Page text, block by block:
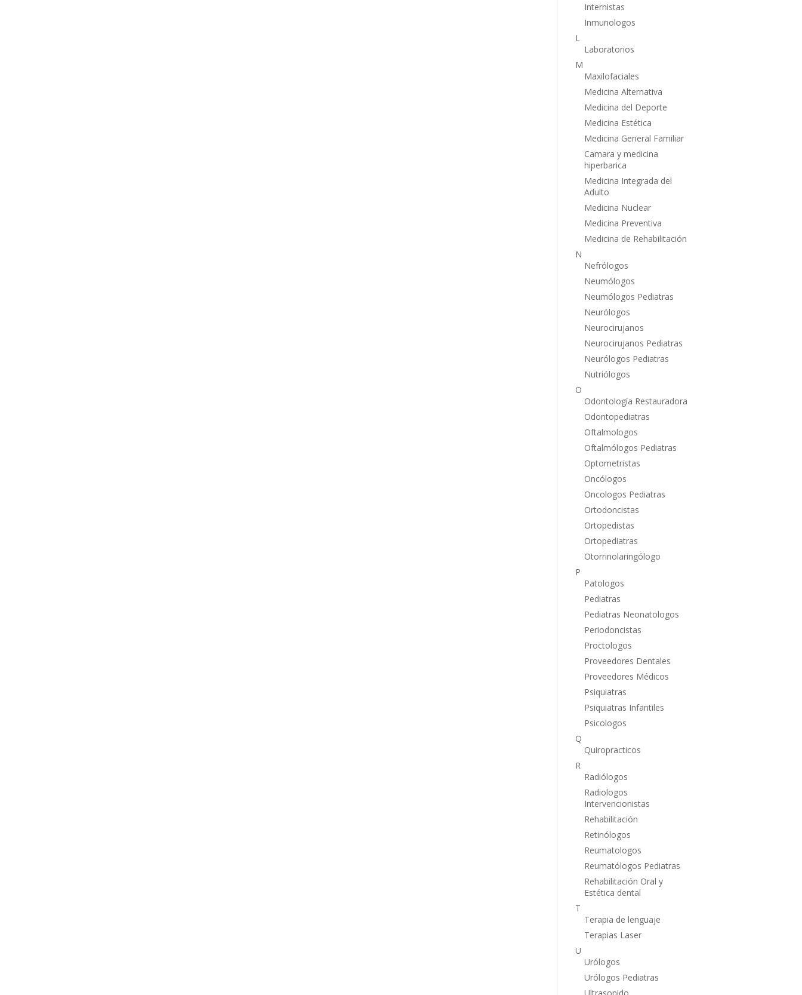
Internistas
Inmunologos
L
Laboratorios
M
Maxilofaciales
Medicina Alternativa
Medicina del Deporte
Medicina Estética
Medicina General Familiar
Camara y medicina
hiperbarica
Medicina Integrada del
Adulto
Medicina Nuclear
Medicina Preventiva
Medicina de Rehabilitación
N
Nefrólogos
Neumólogos
Neumólogos Pediatras
Neurólogos
Neurocirujanos
Neurocirujanos Pediatras
Neurólogos Pediatras
Nutriólogos
O
Odontología Restauradora
Odontopediatras
Oftalmologos
Oftalmólogos Pediatras
Optometristas
Oncólogos
Oncologos Pediatras
Ortodoncistas
Ortopedistas
Ortopediatras
Otorrinolaringólogo
P
Patologos
Pediatras
Pediatras Neonatologos
Periodoncistas
Proctologos
Proveedores Dentales
Proveedores Médicos
Psiquiatras
Psiquiatras Infantiles
Psicologos
Q
Quiropracticos
R
Radiólogos
Radiologos
Intervencionistas
Rehabilitación
Retinólogos
Reumatologos
Reumatólogos Pediatras
Rehabilitación Oral y
Estética dental
T
Terapia de lenguaje
Terapias Laser
U
Urólogos
Urólogos Pediatras
Ultrasonido